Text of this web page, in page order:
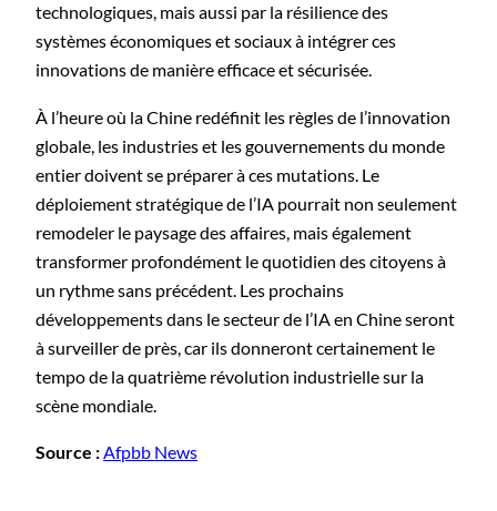
technologiques, mais aussi par la résilience des
systèmes économiques et sociaux à intégrer ces
innovations de manière efficace et sécurisée.
À l’heure où la Chine redéfinit les règles de l’innovation
globale, les industries et les gouvernements du monde
entier doivent se préparer à ces mutations. Le
déploiement stratégique de l’IA pourrait non seulement
remodeler le paysage des affaires, mais également
transformer profondément le quotidien des citoyens à
un rythme sans précédent. Les prochains
développements dans le secteur de l’IA en Chine seront
à surveiller de près, car ils donneront certainement le
tempo de la quatrième révolution industrielle sur la
scène mondiale.
Source :Afpbb News